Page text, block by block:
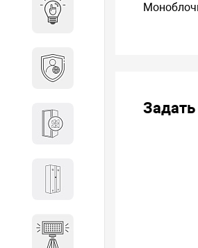
Интерактивные
Задать